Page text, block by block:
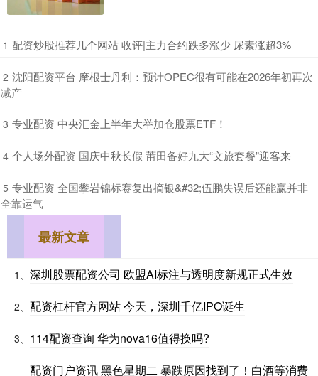
1 ​配资炒股推荐几个网站 收评|主力合约跌多涨少 尿素涨超3%
2 ​沈阳配资平台 摩根士丹利：预计OPEC很有可能在2026年初再次
减产
3 ​专业配资 中央汇金上半年大举加仓股票ETF！
4 ​个人场外配资 国庆中秋长假 莆田备好九大“文旅套餐”迎客来
5 ​专业配资 全国攀岩锦标赛复出摘银&#32;伍鹏失误后还能赢并非
全靠运气
最新文章
1、 深圳股票配资公司 欧盟AI标注与透明度新规正式生效
2、 配资杠杆官方网站 今天，深圳千亿IPO诞生
3、 114配资查询 华为nova16值得换吗?
配资门户资讯 黑色星期二 暴跌原因找到了！白酒等消费